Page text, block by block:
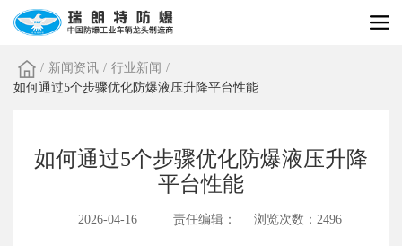
/ 新闻资讯 / 行业新闻 /
如何通过5个步骤优化防爆液压升降平台性能
如何通过5个步骤优化防爆液压升降
平台性能
2026-04-16 责任编辑： 浏览次数：2496